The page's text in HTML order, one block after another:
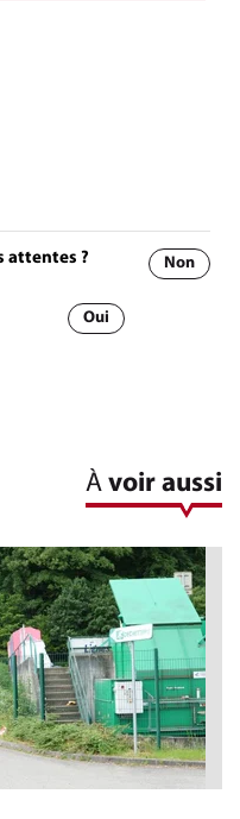
attentes ? Non
Oui
À voir aussi